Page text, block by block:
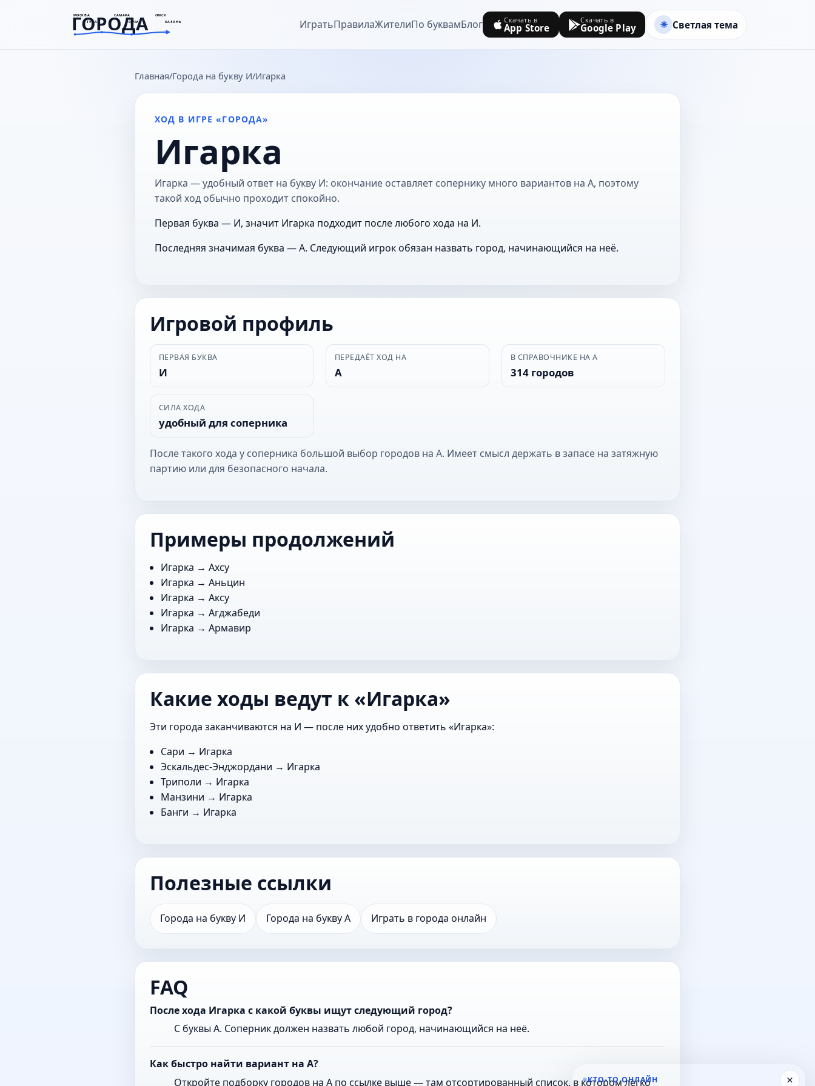
МОСКВА САМАРА ОМСК
ТУЛА СОЧИ КАЗАНЬ
ГОРОДА
goroda-na.ru ИгратьПравилаЖителиПо буквамБлог Скачать в
App Store
Скачать в
Google Play Светлая тема
Главная Города на букву И Игарка
ХОД В ИГРЕ «ГОРОДА»
Игарка
Игарка — удобный ответ на букву И: окончание оставляет сопернику много вариантов на А, поэтому
такой ход обычно проходит спокойно.
Первая буква — И, значит Игарка подходит после любого хода на И.
Последняя значимая буква — А. Следующий игрок обязан назвать город, начинающийся на неё.
Игровой профиль
ПЕРВАЯ БУКВА
И
ПЕРЕДАЁТ ХОД НА
А
В СПРАВОЧНИКЕ НА А
314 городов
СИЛА ХОДА
удобный для соперника
После такого хода у соперника большой выбор городов на А. Имеет смысл держать в запасе на затяжную
партию или для безопасного начала.
Примеры продолжений
Игарка →Ахсу
Игарка →Аньцин
Игарка →Аксу
Игарка →Агджабеди
Игарка →Армавир
Какие ходы ведут к «Игарка»
Эти города заканчиваются на И — после них удобно ответить «Игарка»:
Сари → Игарка
Эскальдес-Энджордани → Игарка
Триполи → Игарка
Манзини → Игарка
Банги → Игарка
Полезные ссылки
Города на букву И Города на букву А Играть в города онлайн
FAQ
После хода Игарка с какой буквы ищут следующий город?
С буквы А. Соперник должен назвать любой город, начинающийся на неё.
Как быстро найти вариант на А?
Откройте подборку городов на А по ссылке выше — там отсортированный список, в котором легко
×
КТО-ТО ОНЛАЙН